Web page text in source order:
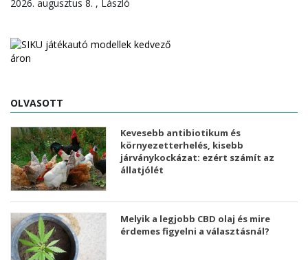
2026. augusztus 8. , László
OLVASOTT
Kevesebb antibiotikum és
környezetterhelés, kisebb
járványkockázat: ezért számít az
állatjólét
Melyik a legjobb CBD olaj és mire
érdemes figyelni a választásnál?